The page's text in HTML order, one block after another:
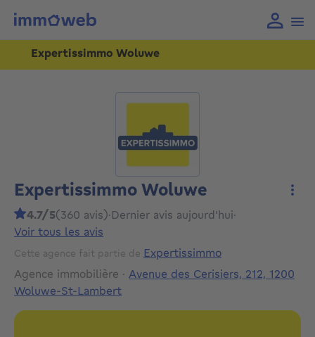
Expertissimmo Woluwe
Expertissimmo Woluwe
4.7/5(360 avis)·Dernier avis aujourd'hui·
Voir tous les avis
Cette agence fait partie de Expertissimmo
Agence immobilière · Avenue des Cerisiers, 212, 1200
Woluwe-St-Lambert